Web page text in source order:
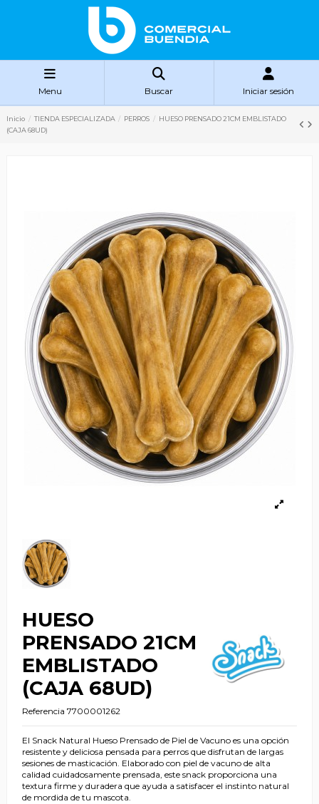
Menu Buscar Iniciar sesión
Inicio TIENDA ESPECIALIZADA PERROS
HUESO PRENSADO 21CM EMBLISTADO
(CAJA 68UD)
HUESO
PRENSADO 21CM
EMBLISTADO
(CAJA 68UD)
Referencia 7700001262
El Snack Natural Hueso Prensado de Piel de Vacuno es una opción
resistente y deliciosa pensada para perros que disfrutan de largas
sesiones de masticación. Elaborado con piel de vacuno de alta
calidad cuidadosamente prensada, este snack proporciona una
textura firme y duradera que ayuda a satisfacer el instinto natural
de mordida de tu mascota.